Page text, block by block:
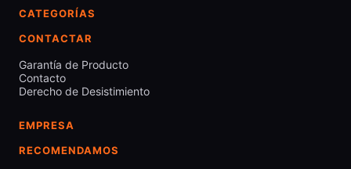
CATEGORÍAS
CONTACTAR
Garantía de Producto
Contacto
Derecho de Desistimiento
EMPRESA
RECOMENDAMOS